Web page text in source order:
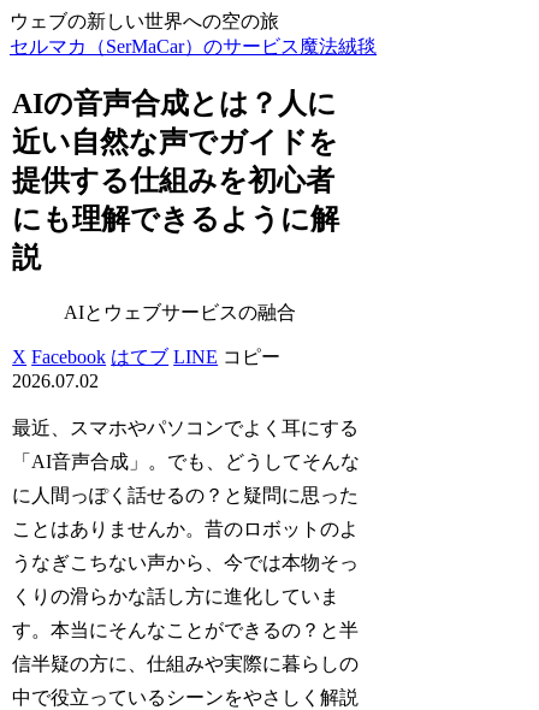
ウェブの新しい世界への空の旅
セルマカ（SerMaCar）のサービス魔法絨毯
AIの音声合成とは？人に
近い自然な声でガイドを
提供する仕組みを初心者
にも理解できるように解
説
AIとウェブサービスの融合
X Facebook はてブ LINE コピー
2026.07.02
最近、スマホやパソコンでよく耳にする
「AI音声合成」。でも、どうしてそんな
に人間っぽく話せるの？と疑問に思った
ことはありませんか。昔のロボットのよ
うなぎこちない声から、今では本物そっ
くりの滑らかな話し方に進化していま
す。本当にそんなことができるの？と半
信半疑の方に、仕組みや実際に暮らしの
中で役立っているシーンをやさしく解説